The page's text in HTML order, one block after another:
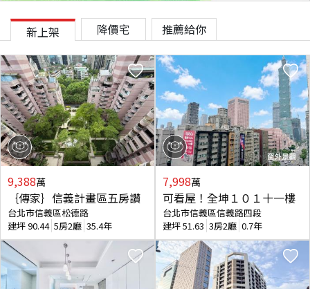
新上架 降價宅 推薦給你
9,388萬
｛傳家｝信義計畫區五房讚
台北市信義區松德路
建坪90.44 5房2廳 35.4年
7,998萬
可看屋！全坤１０１十一樓
台北市信義區信義路四段
建坪51.63 3房2廳 0.7年